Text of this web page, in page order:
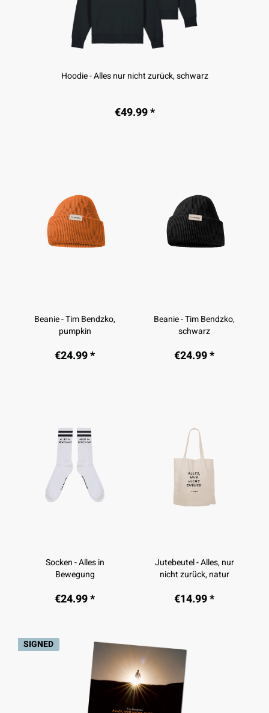
Hoodie - Alles nur nicht zurück, schwarz
€49.99 *
Beanie - Tim Bendzko,
pumpkin
€24.99 *
Beanie - Tim Bendzko,
schwarz
€24.99 *
Socken - Alles in
Bewegung
€24.99 *
Jutebeutel - Alles, nur
nicht zurück, natur
€14.99 *
SIGNED